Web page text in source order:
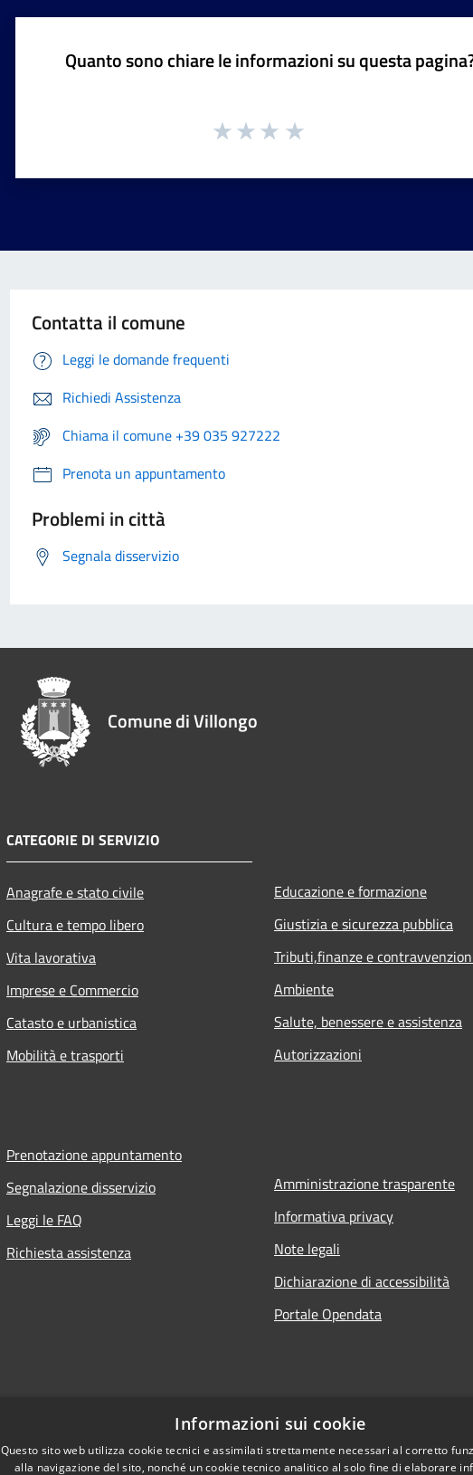
Quanto sono chiare le informazioni su questa
Contatta il comune
Leggi le domande frequenti
Richiedi Assistenza
Chiama il comune +39 035 927222
Prenota un appuntamento
Problemi in città
Segnala disservizio
Comune di Villongo
CATEGORIE DI SERVIZIO
Anagrafe e stato civile
Cultura e tempo libero
Vita lavorativa
Imprese e Commercio
Catasto e urbanistica
Mobilità e trasporti
Educazione e formazione
Giustizia e sicurezza pubblica
Tributi,finanze e
Ambiente
Salute, benessere e assistenza
Autorizzazioni
Prenotazione appuntamento
Segnalazione disservizio
Leggi le FAQ
Richiesta assistenza
Amministrazione trasparente
Informativa privacy
Note legali
Dichiarazione di accessibilità
Portale Opendata
Informazioni sui cookie
Questo sito web utilizza cookie tecnici e assimilati strettamente necessari al corretto
alla navigazione del sito, nonché un cookie tecnico analitico al solo fine di elaborare